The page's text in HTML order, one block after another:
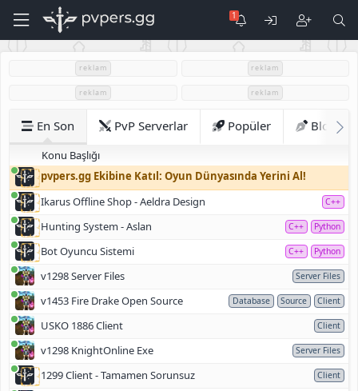
reklam reklam
reklam reklam
En Son PvP Serverlar Popüler Blog
Konu Başlığı
pvpers.gg Ekibine Katıl: Oyun Dünyasında Yerini Al!
Ikarus Offline Shop - Aeldra Design
C++
Hunting System - Aslan C++ Python
Bot Oyuncu Sistemi C++ Python
v1298 Server Files Server Files
v1453 Fire Drake Open Source Database Source Client
USKO 1886 Client Client
v1298 KnightOnline Exe Server Files
1299 Client - Tamamen Sorunsuz Client